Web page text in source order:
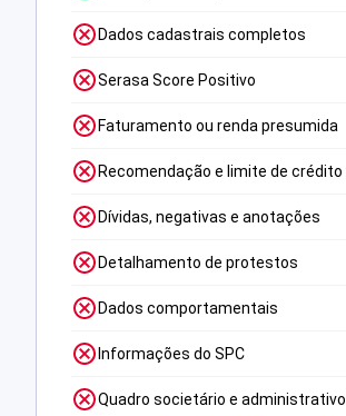
Dados cadastrais completos
Serasa Score Positivo
Faturamento ou renda presumida
Recomendação e limite de crédito
Dívidas, negativas e anotações
Detalhamento de protestos
Dados comportamentais
Informações do SPC
Quadro societário e administrativo